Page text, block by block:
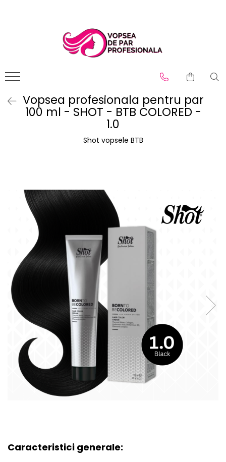
SHOT
Vopsea profesionala pentru par
100 ml - SHOT - BTB COLORED -
1.0
Shot vopsele BTB
Caracteristici generale: